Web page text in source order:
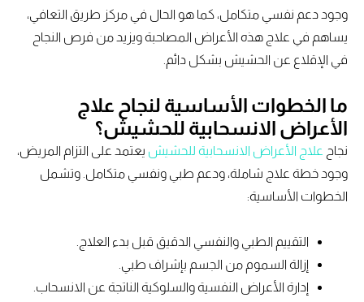
وجود دعم نفسي متكامل، كما هو الحال في مركز طريق التعافي،
يساهم في علاج هذه الأعراض المصاحبة ويزيد من فرص النجاح
في الإقلاع عن الحشيش بشكل دائم.
ما الخطوات الأساسية لنجاح علاج
الأعراض الانسحابية للحشيش؟
نجاحعلاج الأعراض الانسحابية للحشيش يعتمد على التزام المريض،
وجود خطة علاج شاملة، ودعم طبي ونفسي متكامل. وتشمل
الخطوات الأساسية:
التقييم الطبي والنفسي الدقيق قبل بدء العلاج.
إزالة السموم من الجسم بإشراف طبي.
إدارة الأعراض النفسية والسلوكية الناتجة عن الانسحاب.